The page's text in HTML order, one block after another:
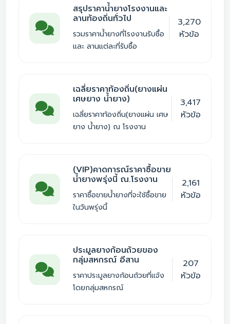
สรุปราคาน้ำยางโรงงานและ
ลานท้องถิ่นทั่วไป
รวมราคาน้ำยางที่โรงงานรับซื้อ
และ ลานแต่ละที่รับซื้อ
3,270
หัวข้อ
เฉลี่ยราคาท้องถิ่น(ยางแผ่น
เศษยาง น้ำยาง)
เฉลี่ยราคาท้องถิ่น(ยางแผ่น เศษ
ยาง น้ำยาง) ณ โรงงาน
3,417
หัวข้อ
(VIP)คาดการณ์ราคาซื้อขาย
น้ำยางพรุ่งนี้ ณ.โรงงาน
ราคาซื้อขายน้ำยางที่จะใช้ซื้อขาย
ในวันพรุ่งนี้
2,161
หัวข้อ
ประมูลยางก้อนถ้วยของ
กลุ่มสหกรณ์ อีสาน
ราคาประมูลยางก้อนถ้วยที่แจ้ง
โดยกลุ่มสหกรณ์
207
หัวข้อ